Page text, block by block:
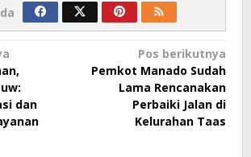
dan
Pos berikutnya
Pemkot Manado Sudah
Lama Rencanakan
Perbaiki Jalan di
Kelurahan Taas